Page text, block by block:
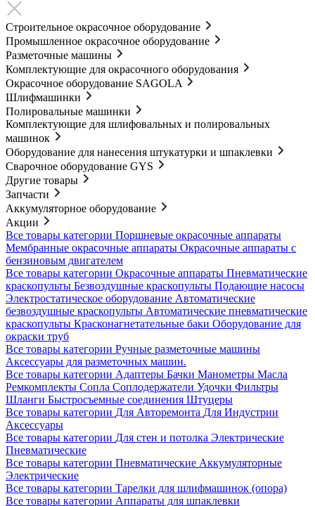
Строительное окрасочное оборудование
Промышленное окрасочное оборудование
Разметочные машины
Комплектующие для окрасочного оборудования
Окрасочное оборудование SAGOLA
Шлифмашинки
Полировальные машинки
Комплектующие для шлифовальных и полировальных
машинок
Оборудование для нанесения штукатурки и шпаклевки
Сварочное оборудование GYS
Другие товары
Запчасти
Аккумуляторное оборудование
Акции
Все товары категории Поршневые окрасочные аппараты
Мембранные окрасочные аппараты Окрасочные аппараты с
бензиновым двигателем
Все товары категории Окрасочные аппараты Пневматические
краскопульты Безвоздушные краскопульты Подающие насосы
Электростатическое оборудование Автоматические
безвоздушные краскопульты Автоматические пневматические
краскопульты Красконагнетательные баки Оборудование для
окраски труб
Все товары категории Ручные разметочные машины
Аксессуары для разметочных машин.
Все товары категории Адаптеры Бачки Манометры Масла
Ремкомплекты Сопла Соплодержатели Удочки Фильтры
Шланги Быстросъемные соединения Штуцеры
Все товары категории Для Авторемонта Для Индустрии
Аксессуары
Все товары категории Для стен и потолка Электрические
Пневматические
Все товары категории Пневматические Аккумуляторные
Электрические
Все товары категории Тарелки для шлифмашинок (опора)
Все товары категории Аппараты для шпаклевки